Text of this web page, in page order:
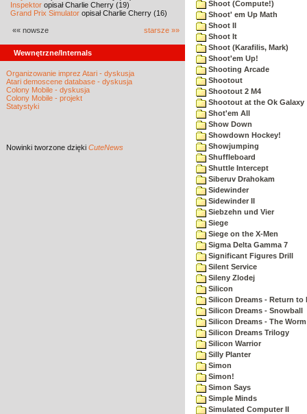
Inspektor opisał Charlie Cherry (19)
Grand Prix Simulator opisał Charlie Cherry (16)
«« nowsze starsze »»
Wewnętrzne/Internals
Organizowanie imprez Atari - dyskusja
Atari demoscene database - dyskusja
Colony Mobile - dyskusja
Colony Mobile - projekt
Statystyki
Nowinki tworzone dzięki CuteNews
Shoot (Compute!)
Shoot' em Up Math
Shoot II
Shoot It
Shoot (Karafilis, Mark)
Shoot'em Up!
Shooting Arcade
Shootout
Shootout 2 M4
Shootout at the Ok Galaxy
Shot'em All
Show Down
Showdown Hockey!
Showjumping
Shuffleboard
Shuttle Intercept
Siberuv Drahokam
Sidewinder
Sidewinder II
Siebzehn und Vier
Siege
Siege on the X-Men
Sigma Delta Gamma 7
Significant Figures Drill
Silent Service
Sileny Zlodej
Silicon
Silicon Dreams - Return to
Silicon Dreams - Snowball
Silicon Dreams - The
Silicon Dreams Trilogy
Silicon Warrior
Silly Planter
Simon
Simon!
Simon Says
Simple Minds
Simulated Computer II